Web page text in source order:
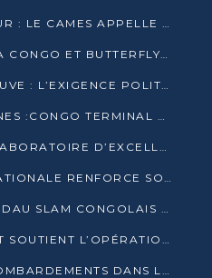
ENSEIGNEMENT SUPÉRIEUR : LE CAMES APPELLE À UNE UNIVERSITÉ AFRICAINE AXÉE SUR L’EMPLOYABILITÉ
BRAZZAVILLE : WIKIPÉDIA CONGO ET BUTTERFLY SCELLENT UN PARTENARIAT POUR STRUCTURER LE BÉNÉVOLAT NUMÉRIQUE
GOUVERNER PAR LA PREUVE : L’EXIGENCE POLITIQUE DU XXIᵉ SIÈCLE
EMPLOYABILITÉ DES JEUNES :CONGO TERMINAL S’ALLIE À L’ESCIC POUR RAPPROCHER L’ÉCOLE DU TERRAIN
MOUYONDZI, NOUVEAU LABORATOIRE D’EXCELLENCE PÉDAGOGIQUE AVEC L’ENFICE
SCIENCE : L’ACADÉMIE NATIONALE RENFORCE SON ÉQUIPE ET TRACE SA FEUILLE DE ROUTE 2026
CARDY YOUELO, LA VOIX DAU SLAM CONGOLAIS QUI INTERPELLE LE MONDE
BRAZZAVILLE : LE PRÉFET SOUTIENT L’OPÉRATION « ZÉRO KULUNA » ET APPELLE À LA VIGILANCE CITOYENNE
LE CNR DÉNONCE DES BOMBARDEMENTS DANS LE POOL ET ACCUSE LE GOUVERNEMENT